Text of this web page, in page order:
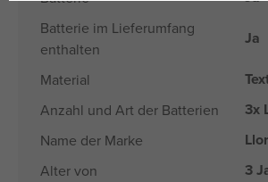
Batterie im Lieferumfang
enthalten
Ja
Material
Anzahl und Art der Batterien 3x
Name der Marke
Alter von 3